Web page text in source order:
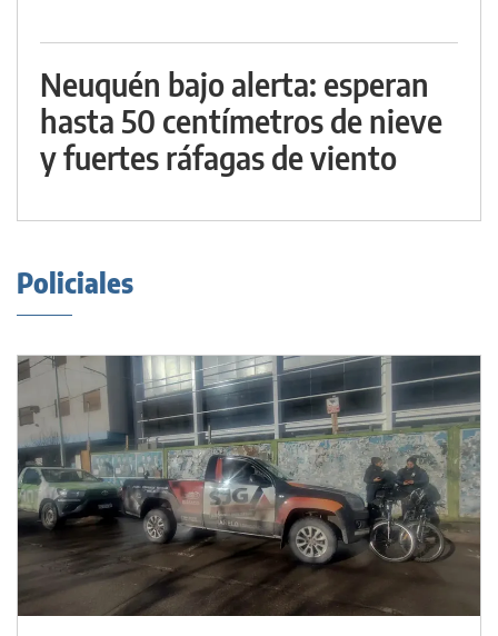
Neuquén bajo alerta: esperan
hasta 50 centímetros de nieve
y fuertes ráfagas de viento
Policiales